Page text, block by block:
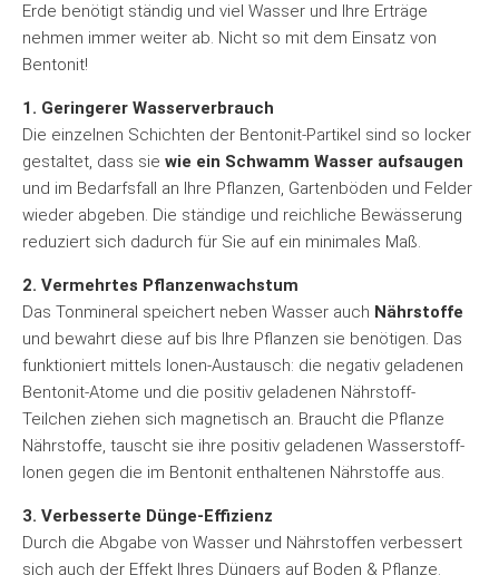
Erde benötigt ständig und viel Wasser und Ihre Erträge
nehmen immer weiter ab. Nicht so mit dem Einsatz von
Bentonit!
1. Geringerer Wasserverbrauch
Die einzelnen Schichten der Bentonit-Partikel sind so locker
gestaltet, dass sie wie ein Schwamm Wasser aufsaugen
und im Bedarfsfall an Ihre Pflanzen, Gartenböden und Felder
wieder abgeben. Die ständige und reichliche Bewässerung
reduziert sich dadurch für Sie auf ein minimales Maß.
2. Vermehrtes Pflanzenwachstum
Das Tonmineral speichert neben Wasser auch Nährstoffe
und bewahrt diese auf bis Ihre Pflanzen sie benötigen. Das
funktioniert mittels Ionen-Austausch: die negativ geladenen
Bentonit-Atome und die positiv geladenen Nährstoff-
Teilchen ziehen sich magnetisch an. Braucht die Pflanze
Nährstoffe, tauscht sie ihre positiv geladenen Wasserstoff-
Ionen gegen die im Bentonit enthaltenen Nährstoffe aus.
3. Verbesserte Dünge-Effizienz
Durch die Abgabe von Wasser und Nährstoffen verbessert
sich auch der Effekt Ihres Düngers auf Boden & Pflanze.